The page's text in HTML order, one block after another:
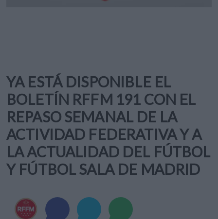
YA ESTÁ DISPONIBLE EL
BOLETÍN RFFM 191 CON EL
REPASO SEMANAL DE LA
ACTIVIDAD FEDERATIVA Y A
LA ACTUALIDAD DEL FÚTBOL
Y FÚTBOL SALA DE MADRID